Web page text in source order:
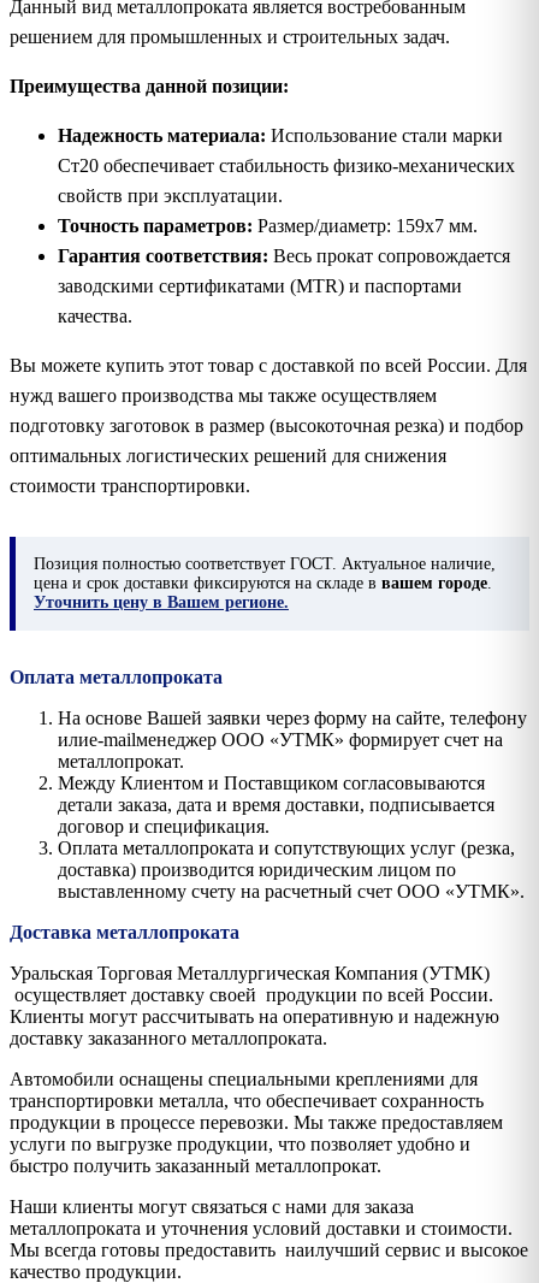
Данный вид металлопроката является востребованным
решением для промышленных и строительных задач.
Преимущества данной позиции:
Надежность материала: Использование стали марки
Ст20 обеспечивает стабильность физико-механических
свойств при эксплуатации.
Точность параметров: Размер/диаметр: 159х7 мм.
Гарантия соответствия: Весь прокат сопровождается
заводскими сертификатами (MTR) и паспортами
качества.
Вы можете купить этот товар с доставкой по всей России. Для
нужд вашего производства мы также осуществляем
подготовку заготовок в размер (высокоточная резка) и подбор
оптимальных логистических решений для снижения
стоимости транспортировки.
Позиция полностью соответствует ГОСТ. Актуальное наличие,
цена и срок доставки фиксируются на складе в вашем городе
Уточнить цену в Вашем регионе.
Оплата металлопроката
На основе Вашей заявки через форму на сайте, телефону
илиe-mailменеджер ООО «УТМК» формирует счет на
металлопрокат.
Между Клиентом и Поставщиком согласовываются
детали заказа, дата и время доставки, подписывается
договор и спецификация.
Оплата металлопроката и сопутствующих услуг (резка,
доставка) производится юридическим лицом по
выставленному счету на расчетный счет ООО «УТМК».
Доставка металлопроката
Уральская Торговая Металлургическая Компания (УТМК)
осуществляет доставку своей продукции по всей России.
Клиенты могут рассчитывать на оперативную и надежную
доставку заказанного металлопроката.
Автомобили оснащены специальными креплениями для
транспортировки металла, что обеспечивает сохранность
продукции в процессе перевозки. Мы также предоставляем
услуги по выгрузке продукции, что позволяет удобно и
быстро получить заказанный металлопрокат.
Наши клиенты могут связаться с нами для заказа
металлопроката и уточнения условий доставки и стоимости.
Мы всегда готовы предоставить наилучший сервис и высокое
качество продукции.